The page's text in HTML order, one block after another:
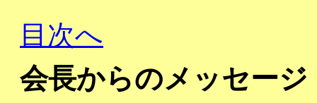
目次へ
会長からのメッセー